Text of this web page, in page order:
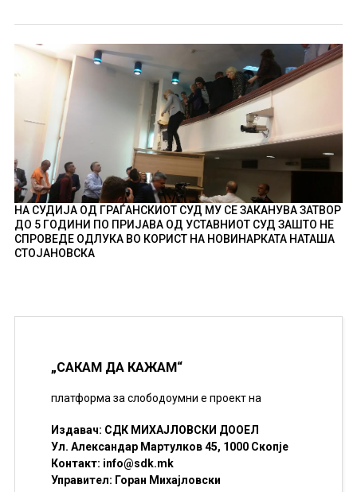
НА СУДИЈА ОД ГРАЃАНСКИОТ СУД МУ СЕ ЗАКАНУВА ЗАТВОР
ДО 5 ГОДИНИ ПО ПРИЈАВА ОД УСТАВНИОТ СУД ЗАШТО НЕ
СПРОВЕДЕ ОДЛУКА ВО КОРИСТ НА НОВИНАРКАТА НАТАША
СТОЈАНОВСКА
„САКАМ ДА КАЖАМ“
платформа за слободоумни е проект на
Издавач: СДК МИХАЈЛОВСКИ ДООЕЛ
Ул. Александар Мартулков 45, 1000 Скопје
Контакт: info@sdk.mk
Управител: Горан Михајловски